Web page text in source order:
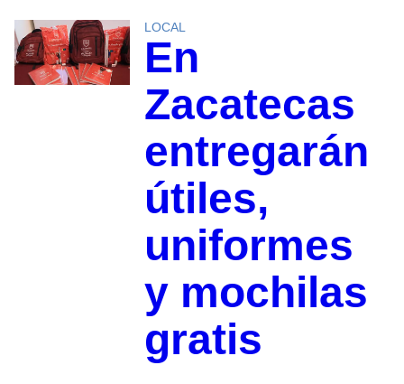
LOCAL
En
Zacatecas
entregarán
útiles,
uniformes
y mochilas
gratis